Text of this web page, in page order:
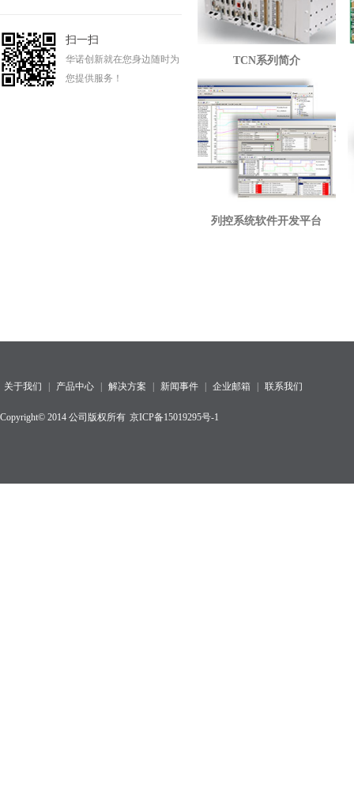
扫一扫
华诺创新就在您身边随时为
您提供服务！
TCN系列简介
列控系统软件开发平台
关于我们 产品中心 解决方案 新闻事件 企业邮箱 联系我们
Copyright© 2014 公司版权所有 京ICP备15019295号-1